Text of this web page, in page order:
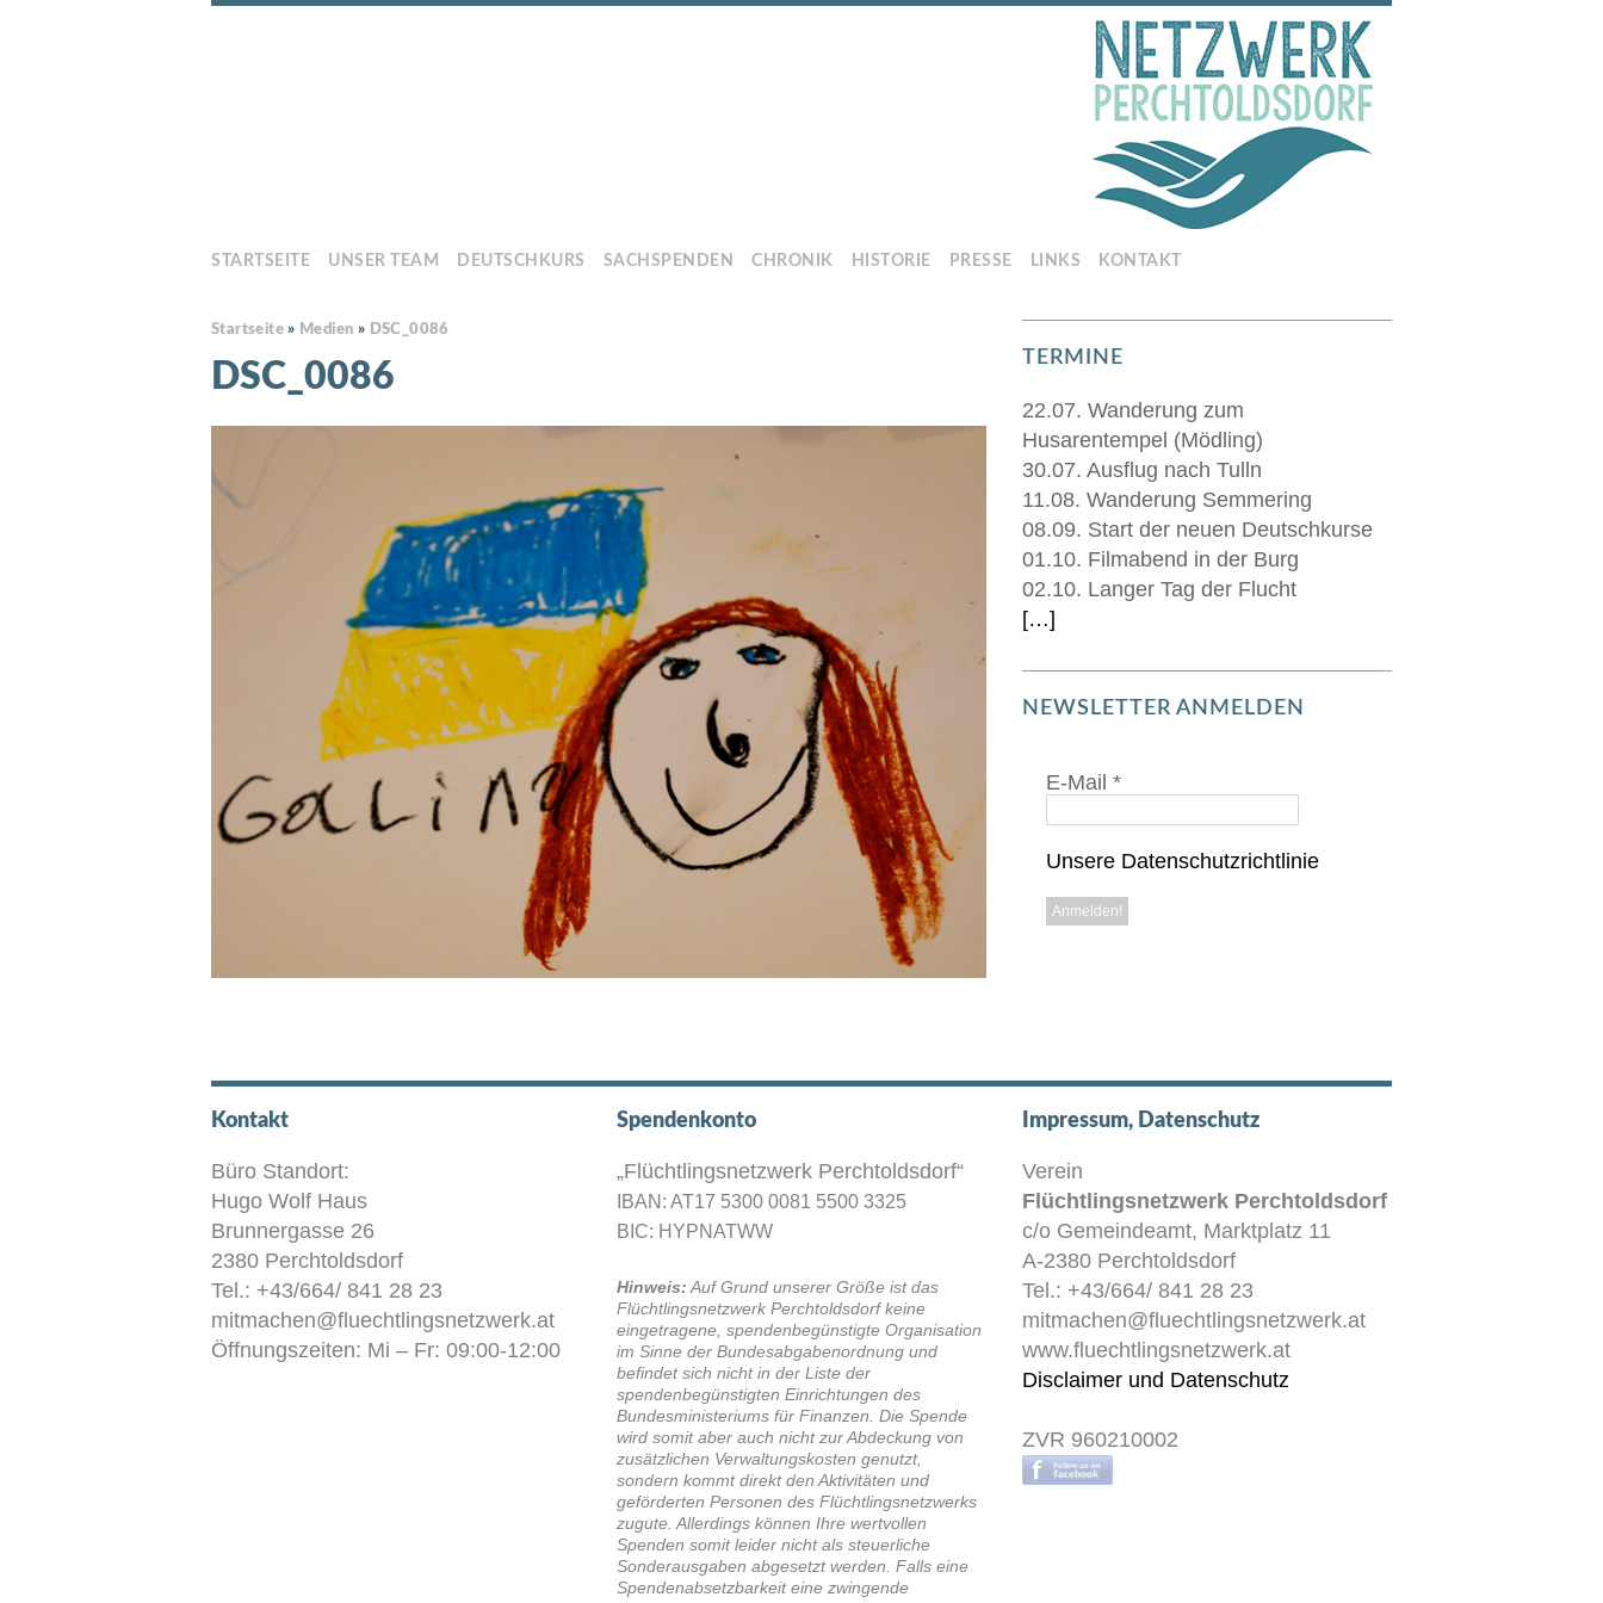
STARTSEITE UNSER TEAM DEUTSCHKURS SACHSPENDEN CHRONIK HISTORIE PRESSE LINKS KONTAKT
Startseite » Medien » DSC_0086
DSC_0086 TERMINE
22.07. Wanderung zum
Husarentempel (Mödling)
30.07. Ausflug nach Tulln
11.08. Wanderung Semmering
08.09. Start der neuen Deutschkurse
01.10. Filmabend in der Burg
02.10. Langer Tag der Flucht
[…]
NEWSLETTER ANMELDEN
E-Mail *
Unsere Datenschutzrichtlinie
Kontakt
Büro Standort:
Hugo Wolf Haus
Brunnergasse 26
2380 Perchtoldsdorf
Tel.: +43/664/ 841 28 23
mitmachen@fluechtlingsnetzwerk.at
Öffnungszeiten: Mi – Fr: 09:00-12:00
Spendenkonto
„Flüchtlingsnetzwerk Perchtoldsdorf“
IBAN: AT17 5300 0081 5500 3325
BIC: HYPNATWW
Hinweis: Auf Grund unserer Größe ist das
Flüchtlingsnetzwerk Perchtoldsdorf keine
eingetragene, spendenbegünstigte Organisation
im Sinne der Bundesabgabenordnung und
befindet sich nicht in der Liste der
spendenbegünstigten Einrichtungen des
Bundesministeriums für Finanzen. Die Spende
wird somit aber auch nicht zur Abdeckung von
zusätzlichen Verwaltungskosten genutzt,
sondern kommt direkt den Aktivitäten und
geförderten Personen des Flüchtlingsnetzwerks
zugute. Allerdings können Ihre wertvollen
Spenden somit leider nicht als steuerliche
Sonderausgaben abgesetzt werden. Falls eine
Spendenabsetzbarkeit eine zwingende
Impressum, Datenschutz
Verein
Flüchtlingsnetzwerk Perchtoldsdorf
c/o Gemeindeamt, Marktplatz 11
A-2380 Perchtoldsdorf
Tel.: +43/664/ 841 28 23
mitmachen@fluechtlingsnetzwerk.at
www.fluechtlingsnetzwerk.at
Disclaimer und Datenschutz
ZVR 960210002